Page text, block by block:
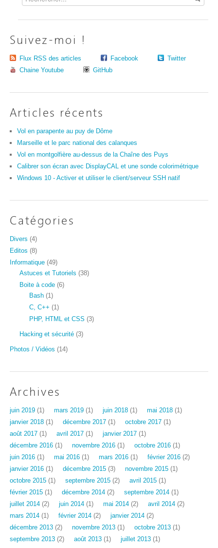
Suivez-moi !
Flux RSS des articles Facebook
Twitter
Chaine Youtube
GitHub
Articles récents
Vol en parapente au puy de Dôme
Marseille et le parc national des calanques
Vol en montgolfière au-dessus de la Chaîne des Puys
Calibrer son écran avec DisplayCAL et une sonde colorimétrique
Windows 10 - Activer et utiliser le client/serveur SSH natif
Catégories
Divers (4)
Editos (8)
Informatique (49)
Astuces et Tutoriels (38)
Boite à code (6)
Bash (1)
C, C++ (1)
PHP, HTML et CSS (3)
Hacking et sécurité (3)
Photos / Vidéos (14)
Archives
juin 2019 (1) mars 2019 (1) juin 2018 (1) mai 2018 (1)
janvier 2018 (1) décembre 2017 (1) octobre 2017 (1)
août 2017 (1) avril 2017 (1) janvier 2017 (1)
décembre 2016 (1) novembre 2016 (1) octobre 2016 (1)
juin 2016 (1) mai 2016 (1) mars 2016 (1) février 2016 (2)
janvier 2016 (1) décembre 2015 (3) novembre 2015 (1)
octobre 2015 (1) septembre 2015 (2) avril 2015 (1)
février 2015 (1) décembre 2014 (2) septembre 2014 (1)
juillet 2014 (2) juin 2014 (1) mai 2014 (2) avril 2014 (2)
mars 2014 (1) février 2014 (2) janvier 2014 (2)
décembre 2013 (2) novembre 2013 (1) octobre 2013 (1)
septembre 2013 (2) août 2013 (1) juillet 2013 (1)